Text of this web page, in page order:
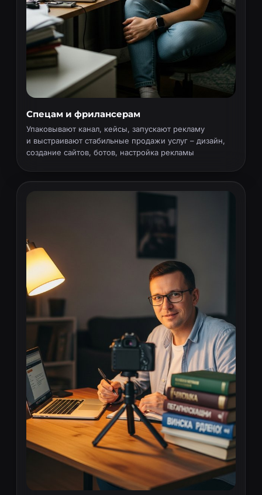
Спецам и фрилансерам
Упаковывают канал, кейсы, запускают рекламу
и выстраивают стабильные продажи услуг – дизайн,
создание сайтов, ботов, настройка рекламы